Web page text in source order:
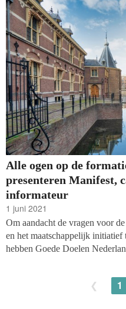
Alle ogen op de
presenteren Manifest,
informateur
1 juni 2021
Om aandacht de vragen voor
en het maatschappelijk initiatief
hebben Goede Doelen
gestuurd naar informateur
waarin zij de
1